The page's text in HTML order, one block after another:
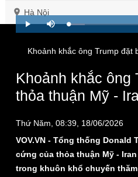
Hà Nội
Đảng
Tổ chức nhân sự
Nhận diện sự thật
Play Mute Loaded:
16.48%
Khoảnh khắc ông Trump đặt
Khoảnh khắc ông
thỏa thuận Mỹ -
Thứ Năm, 08:39, 18/06/2026
VOV.VN - Tổng thống Donald
cứng của thỏa thuận Mỹ -
trong khuôn khổ chuyến